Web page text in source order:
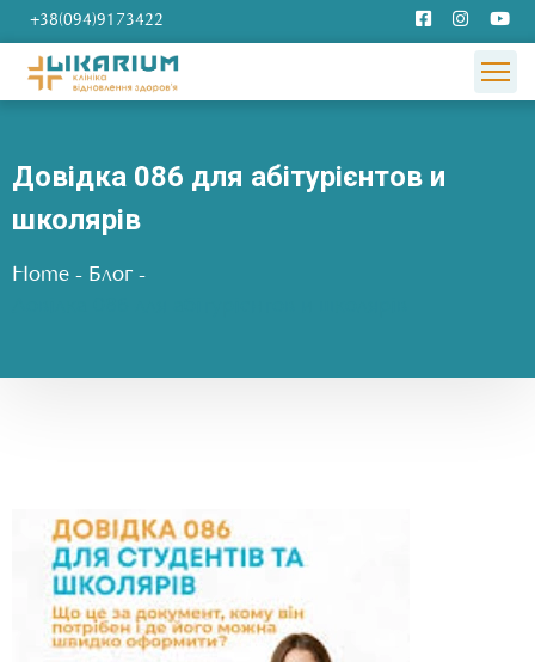
+38(094)9173422
Довідка 086 для абітурієнтов и
школярів
Home - Блог -